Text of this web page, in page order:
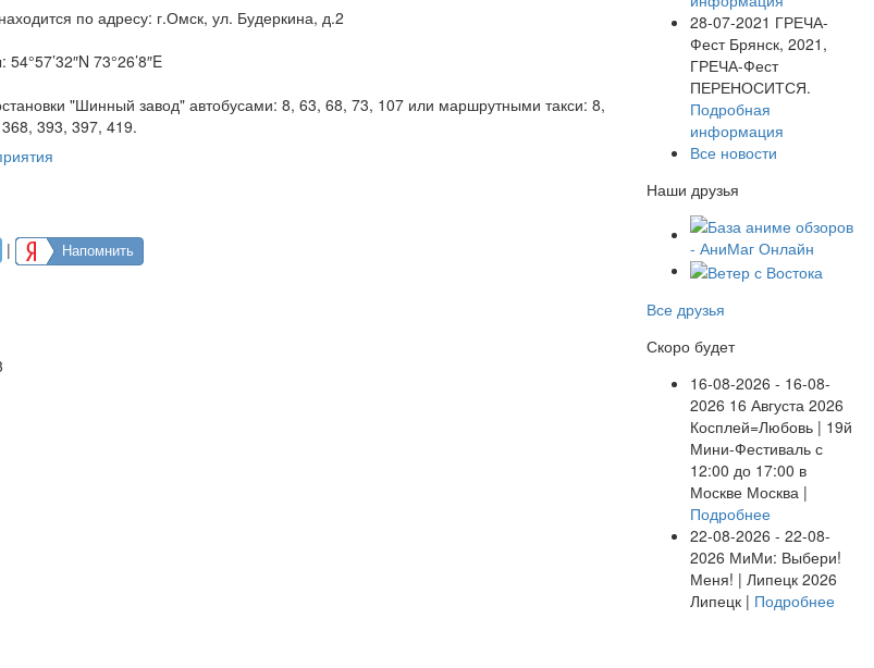
по адресу: г.Омск, ул. Будеркина, д.2
73°26’8″E
"Шинный завод" автобусами: 8, 63, 68, 73, 107 или маршрутными такси: 8,
393, 397, 419.
| Напомнить
28-07-2021 ГРЕЧА-
Фест Брянск, 2021,
ГРЕЧА-Фест
ПЕРЕНОСИТСЯ.
Подробная
информация
Все новости
Наши друзья
Все друзья
Скоро будет
16-08-2026 - 16-08-
2026 16 Августа 2026
Косплей=Любовь | 19й
Мини-Фестиваль с
12:00 до 17:00 в
Москве Москва |
Подробнее
22-08-2026 - 22-08-
2026 МиМи: Выбери!
Меня! | Липецк 2026
Липецк | Подробнее